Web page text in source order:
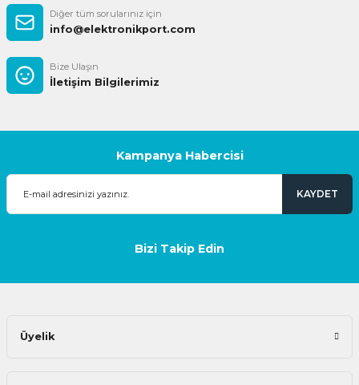
Diğer tüm sorularınız için
info@elektronikport.com
Bize Ulaşın
İletişim Bilgilerimiz
Kampanya Habercisi
KAYDET
Bizi Takip Edin
Üyelik